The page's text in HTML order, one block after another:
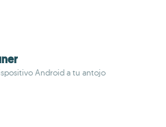
Android a tu antojo